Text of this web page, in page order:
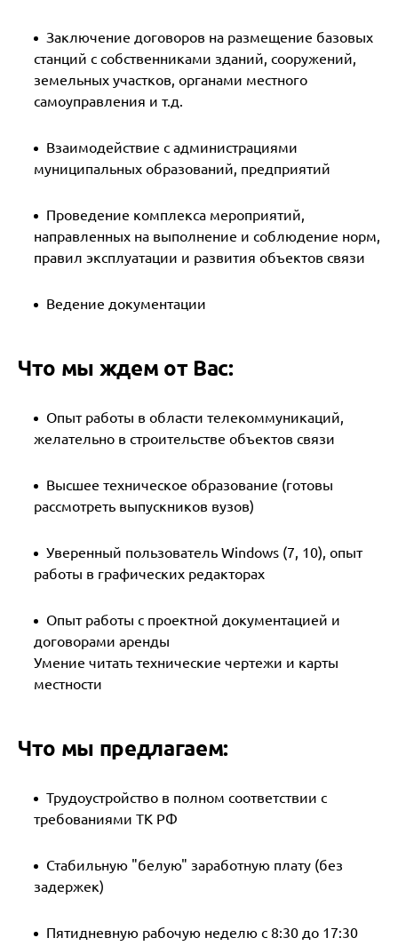
Заключение договоров на размещение базовых
станций с собственниками зданий, сооружений,
земельных участков, органами местного
самоуправления и т.д.
Взаимодействие с администрациями
муниципальных образований, предприятий
Проведение комплекса мероприятий,
направленных на выполнение и соблюдение норм,
правил эксплуатации и развития объектов связи
Ведение документации
Что мы ждем от Вас:
Опыт работы в области телекоммуникаций,
желательно в строительстве объектов связи
Высшее техническое образование (готовы
рассмотреть выпускников вузов)
Уверенный пользователь Windows (7, 10), опыт
работы в графических редакторах
Опыт работы с проектной документацией и
договорами аренды
Умение читать технические чертежи и карты
местности
Что мы предлагаем:
Трудоустройство в полном соответствии с
требованиями ТК РФ
Стабильную "белую" заработную плату (без
задержек)
Пятидневную рабочую неделю с 8:30 до 17:30